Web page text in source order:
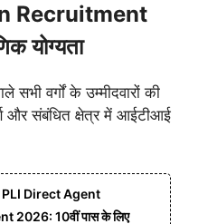
Recruitment
योग्यता
वर्गों के उम्मीदवारों की
और संबंधित क्षेत्र में आईटीआई
Direct Agent
2026: 10वीं पास के लिए